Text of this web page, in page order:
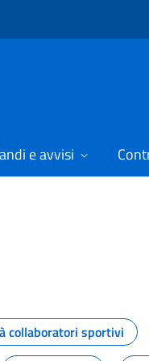
e avvisi
lo sport
collaboratori sportivi